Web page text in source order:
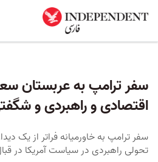
سفر ترامپ به عربستان
اقتصادی و راهبردی و
سفر ترامپ به خاورمیانه فراتر از یک
تحولی راهبردی در سیاست آمریکا در